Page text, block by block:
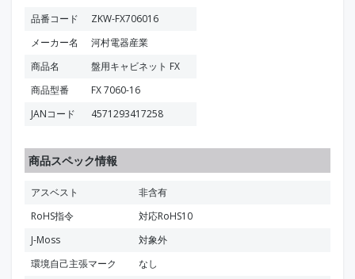
品番コード
ZKW-FX706016
メーカー名
河村電器産業
商品名
盤用キャビネット FX
商品型番
FX 7060-16
JANコード
4571293417258
商品スペック情報
アスベスト
非含有
RoHS指令
対応RoHS10
J-Moss
対象外
環境自己主張マーク
なし